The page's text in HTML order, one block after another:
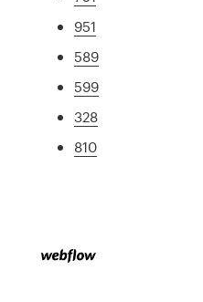
951
589
599
328
810